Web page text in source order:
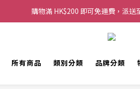
購物滿 HK$200 即可免運費，派送
購物滿 HK$200 即可免運費，派送
滿 HK$250，以轉數快或八達通方式付款
所有商品 類別分類 品牌分類